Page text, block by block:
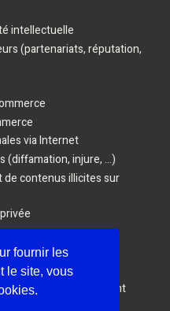
fournir les
le site, vous
intellectuelle
(partenariats, réputation,
via Internet
(diffamation, injure, ...)
contenus illicites sur
des Jeux en ligne
injure ou dénigrement